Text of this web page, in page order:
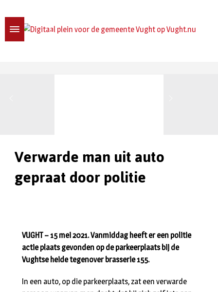
Verwarde man uit auto
gepraat door politie
VUGHT – 15 mei 2021. Vanmiddag heeft er een politie
actie plaats gevonden op de parkeerplaats bij de
Vughtse heide tegenover brasserie 155.
In een auto, op die parkeerplaats, zat een verwarde